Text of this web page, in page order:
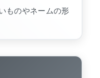
ものやネームの形